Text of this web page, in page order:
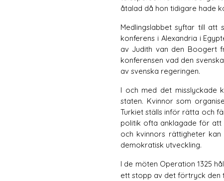
åtalad då hon tidigare hade
Medlingslabbet syftar till att
konferens i Alexandria i
av Judith van den Boogert
konferensen vad den
av svenska regeringen.
I och med det misslyckade
staten. Kvinnor som
Turkiet ställs inför rätta och
politik ofta anklagade för
och kvinnors rättigheter
demokratisk utveckling.
I de möten Operation 1325
ett stopp av det förtryck den